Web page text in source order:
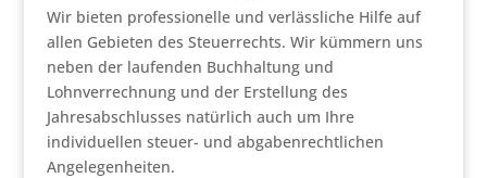
Wir bieten professionelle und verlässliche Hilfe auf
allen Gebieten des Steuerrechts. Wir kümmern uns
neben der laufenden Buchhaltung und
Lohnverrechnung und der Erstellung des
Jahresabschlusses natürlich auch um Ihre
individuellen steuer- und abgabenrechtlichen
Angelegenheiten.